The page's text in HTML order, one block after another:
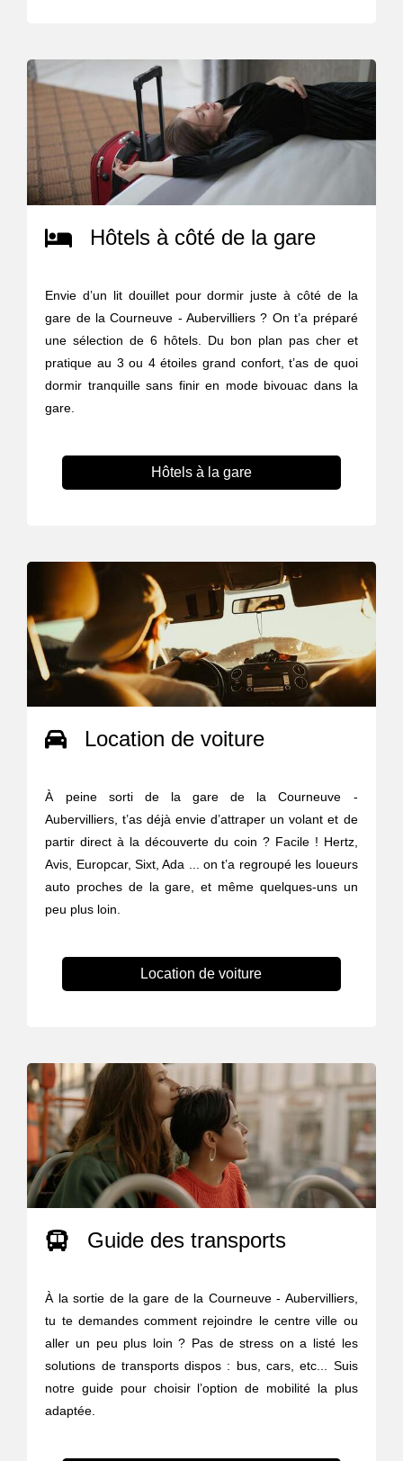
Hôtels à côté de la gare
Envie d’un lit douillet pour dormir juste à côté de la
gare de la Courneuve - Aubervilliers ? On t’a préparé
une sélection de 6 hôtels. Du bon plan pas cher et
pratique au 3 ou 4 étoiles grand confort, t’as de quoi
dormir tranquille sans finir en mode bivouac dans la
gare.
Hôtels à la gare
Location de voiture
À peine sorti de la gare de la Courneuve -
Aubervilliers, t’as déjà envie d’attraper un volant et de
partir direct à la découverte du coin ? Facile ! Hertz,
Avis, Europcar, Sixt, Ada ... on t’a regroupé les loueurs
auto proches de la gare, et même quelques-uns un
peu plus loin.
Location de voiture
Guide des transports
À la sortie de la gare de la Courneuve - Aubervilliers,
tu te demandes comment rejoindre le centre ville ou
aller un peu plus loin ? Pas de stress on a listé les
solutions de transports dispos : bus, cars, etc... Suis
notre guide pour choisir l’option de mobilité la plus
adaptée.